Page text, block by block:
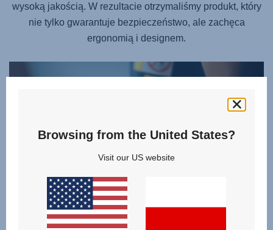
wysoką jakością. W rezultacie otrzymaliśmy produkt, który
nie tylko gwarantuje bezpieczeństwo, ale zachęca
ergonomią i designem.
Browsing from the United States?
Visit our US website